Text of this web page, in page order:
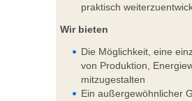
praktisch
Wir bieten
Die Möglichkeit, eine
von Produktion,
mitzugestalten
Ein außergewöhnlicher